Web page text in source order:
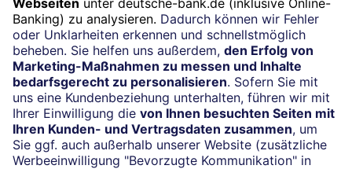
Beratung vereinbaren
24/7-Kundenservice
(069) 910-100 61